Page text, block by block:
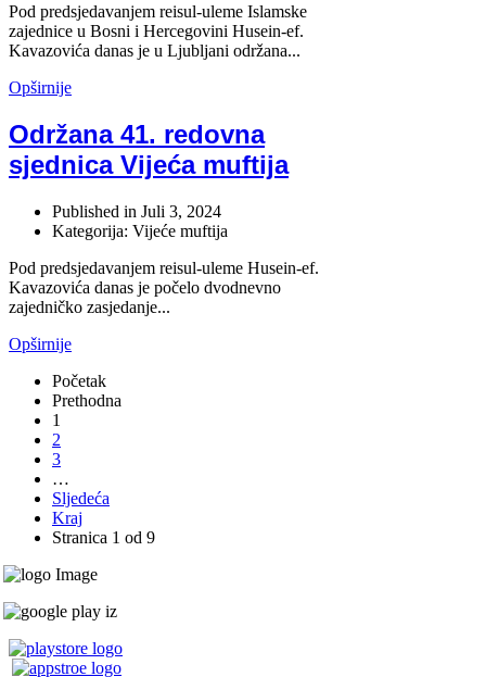
Pod predsjedavanjem reisul-uleme Islamske
zajednice u Bosni i Hercegovini Husein-ef.
Kavazovića danas je u Ljubljani održana...
Opširnije
Održana 41. redovna
sjednica Vijeća muftija
Published in Juli 3, 2024
Kategorija: Vijeće muftija
Pod predsjedavanjem reisul-uleme Husein-ef.
Kavazovića danas je počelo dvodnevno
zajedničko zasjedanje...
Opširnije
Početak
Prethodna
1
2
3
…
Sljedeća
Kraj
Stranica 1 od 9